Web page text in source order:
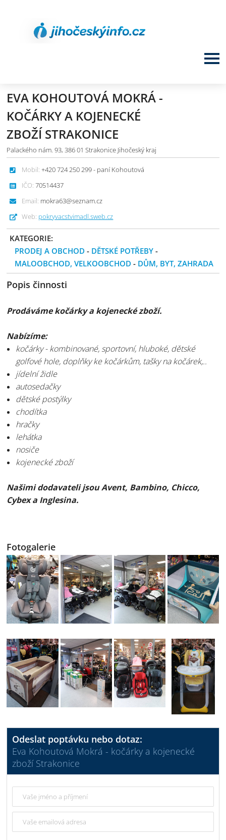
EVA KOHOUTOVÁ MOKRÁ -
KOČÁRKY A KOJENECKÉ
ZBOŽÍ STRAKONICE
Palackého nám. 93, 386 01 Strakonice Jihočeský kraj
Mobil: +420 724 250 299 - paní Kohoutová
IČO: 70514437
Email: mokra63@seznam.cz
Web: pokryvacstvimadl.sweb.cz
KATEGORIE:
PRODEJ A OBCHOD - DĚTSKÉ POTŘEBY -
MALOOBCHOD, VELKOOBCHOD - DŮM, BYT, ZAHRADA
Popis činnosti
Prodáváme kočárky a kojenecké zboží.
Nabízíme:
kočárky - kombinované, sportovní, hluboké, dětské
golfové hole, doplňky ke kočárkům, tašky na kočárek,..
jídelní židle
autosedačky
dětské postýlky
chodítka
hračky
lehátka
nosiče
kojenecké zboží
Našimi dodavateli jsou Avent, Bambino, Chicco,
Cybex a Inglesina.
Fotogalerie
Odeslat poptávku nebo dotaz:
Eva Kohoutová Mokrá - kočárky a kojenecké
zboží Strakonice